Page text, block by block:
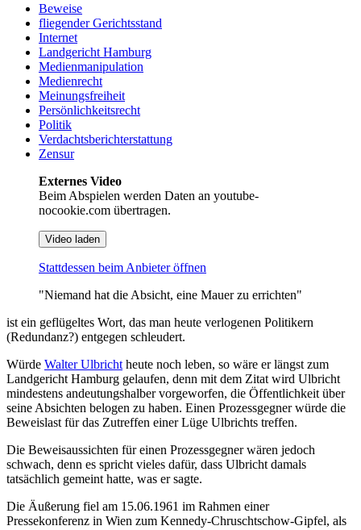
Beweise
fliegender Gerichtsstand
Internet
Landgericht Hamburg
Medienmanipulation
Medienrecht
Meinungsfreiheit
Persönlichkeitsrecht
Politik
Verdachtsberichterstattung
Zensur
Externes Video
Beim Abspielen werden Daten an youtube-
nocookie.com übertragen.
Video laden
Stattdessen beim Anbieter öffnen
"Niemand hat die Absicht, eine Mauer zu errichten"
ist ein geflügeltes Wort, das man heute verlogenen Politikern
(Redundanz?) entgegen schleudert.
Würde Walter Ulbricht heute noch leben, so wäre er längst zum
Landgericht Hamburg gelaufen, denn mit dem Zitat wird Ulbricht
mindestens andeutungshalber vorgeworfen, die Öffentlichkeit über
seine Absichten belogen zu haben. Einen Prozessgegner würde die
Beweislast für das Zutreffen einer Lüge Ulbrichts treffen.
Die Beweisaussichten für einen Prozessgegner wären jedoch
schwach, denn es spricht vieles dafür, dass Ulbricht damals
tatsächlich gemeint hatte, was er sagte.
Die Äußerung fiel am 15.06.1961 im Rahmen einer
Pressekonferenz in Wien zum Kennedy-Chruschtschow-Gipfel, als